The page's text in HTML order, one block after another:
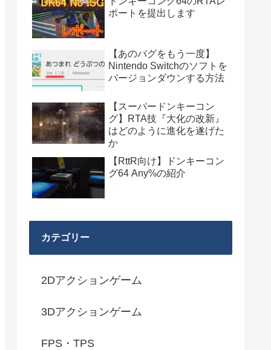
ポートを提出します
【あのバグをもう一度】
Nintendo Switchのソフトを
バージョンダウンする方法
【スーパードンキーコン
グ】RTA技『大化の改新』
はどのように進化を遂げた
か
【RttR向け】ドンキーコン
グ64 Any%の紹介
カテゴリー
2Dアクションゲーム
3Dアクションゲーム
FPS・TPS